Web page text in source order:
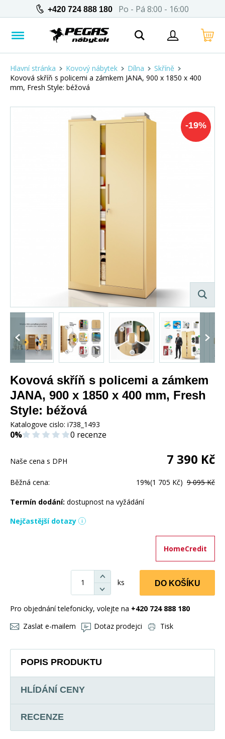
+420 724 888 180 Po - Pá 8:00 - 16:00
Hlavní stránka Kovový nábytek Dílna
Skříně
Kovová skříň s policemi a zámkem JANA, 900 x 1850 x 400
mm, Fresh Style: béžová
-19%
Kovová skříň s policemi a zámkem
JANA, 900 x 1850 x 400 mm, Fresh
Style: béžová
Katalogove cislo: i738_1493
0% 0 recenze
Naše cena s DPH 7 390 Kč
Běžná cena: 19%(1 705 Kč) 9 095 Kč
Termín dodání: dostupnost na vyžádání
Nejčastější dotazy
HomeCredit
ks DO KOŠÍKU
Pro objednání telefonicky, volejte na +420 724 888 180
Zaslat e-mailem
Dotaz prodejci Tisk
POPIS PRODUKTU
HLÍDÁNÍ CENY
RECENZE